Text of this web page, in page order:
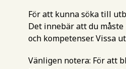
För att kunna söka till
Det innebär att du
och kompetenser. Vissa
Vänligen notera: För att